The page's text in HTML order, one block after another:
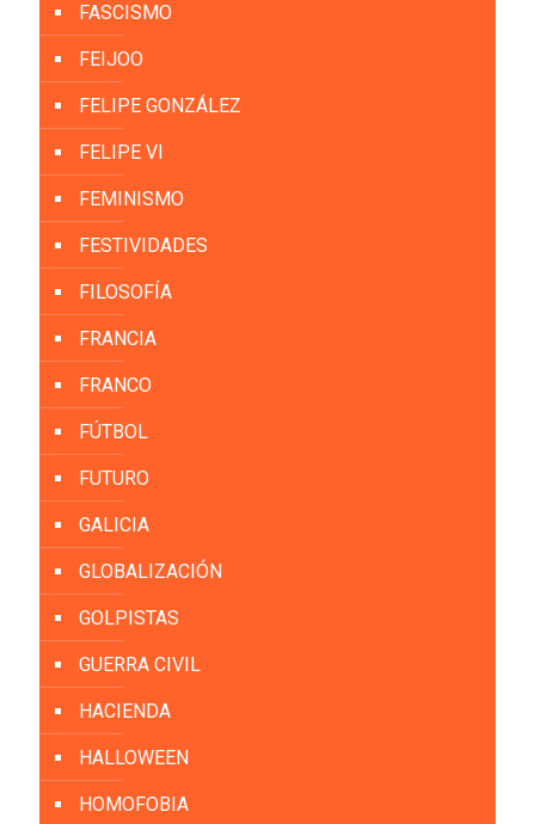
FASCISMO
FEIJOO
FELIPE GONZÁLEZ
FELIPE VI
FEMINISMO
FESTIVIDADES
FILOSOFÍA
FRANCIA
FRANCO
FÚTBOL
FUTURO
GALICIA
GLOBALIZACIÓN
GOLPISTAS
GUERRA CIVIL
HACIENDA
HALLOWEEN
HOMOFOBIA